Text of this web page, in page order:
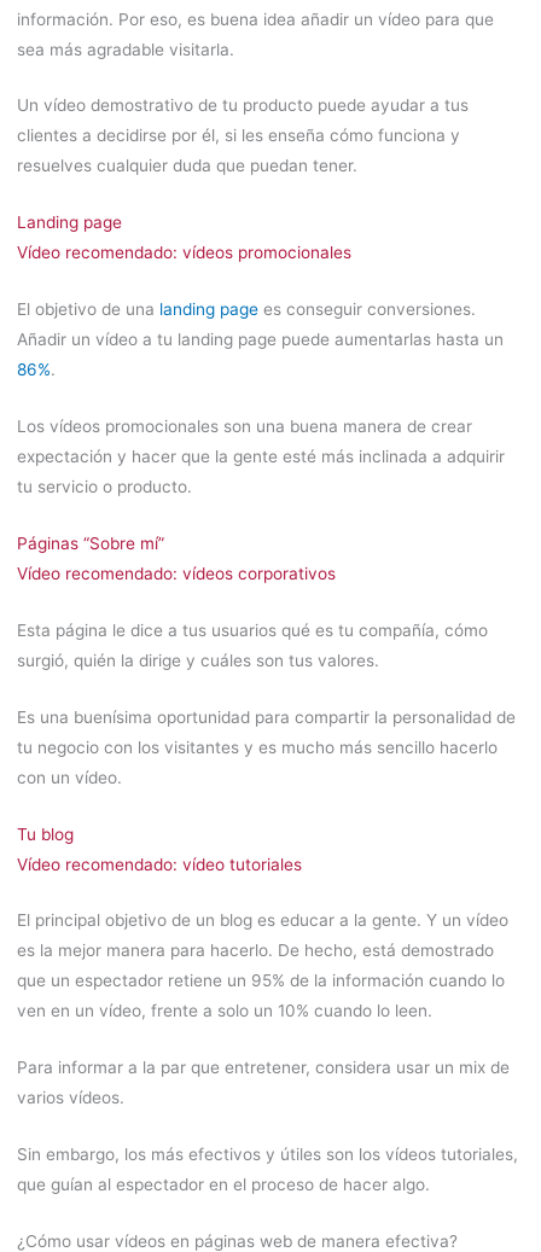
información. Por eso, es buena idea añadir un vídeo para que
sea más agradable visitarla.
Un vídeo demostrativo de tu producto puede ayudar a tus
clientes a decidirse por él, si les enseña cómo funciona y
resuelves cualquier duda que puedan tener.
Landing page
Vídeo recomendado: vídeos promocionales
El objetivo de una landing pagees conseguir conversiones.
Añadir un vídeo a tu landing page puede aumentarlas hasta un
86%.
Los vídeos promocionales son una buena manera de crear
expectación y hacer que la gente esté más inclinada a adquirir
tu servicio o producto.
Páginas “Sobre mí”
Vídeo recomendado: vídeos corporativos
Esta página le dice a tus usuarios qué es tu compañía, cómo
surgió, quién la dirige y cuáles son tus valores.
Es una buenísima oportunidad para compartir la personalidad de
tu negocio con los visitantes y es mucho más sencillo hacerlo
con un vídeo.
Tu blog
Vídeo recomendado: vídeo tutoriales
El principal objetivo de un blog es educar a la gente. Y un vídeo
es la mejor manera para hacerlo. De hecho, está demostrado
que un espectador retiene un 95% de la información cuando lo
ven en un vídeo, frente a solo un 10% cuando lo leen.
Para informar a la par que entretener, considera usar un mix de
varios vídeos.
Sin embargo, los más efectivos y útiles son los vídeos tutoriales,
que guían al espectador en el proceso de hacer algo.
¿Cómo usar vídeos en páginas web de manera efectiva?